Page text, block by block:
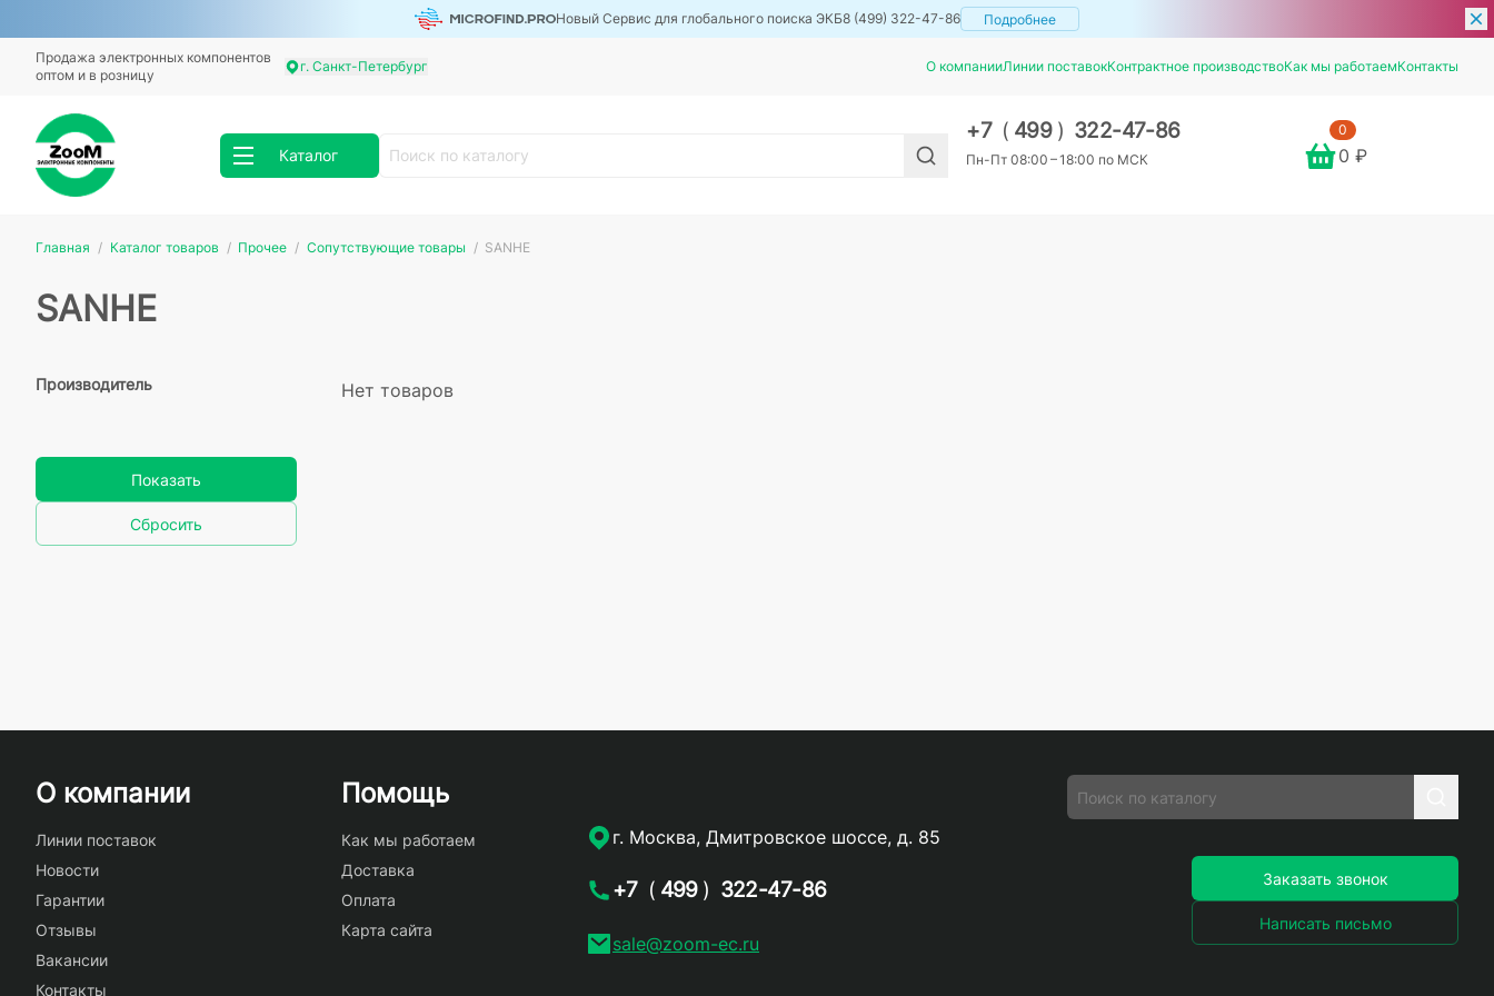
Новый Сервис для глобального поиска ЭКБ8 (499) 322-47-86 Подробнее
Продажа электронных компонентов
оптом и в розницу
г. Санкт-Петербург О компанииЛинии поставокКонтрактное производствоКак мы работаемКонтакты
Каталог
+7 ( 499 ) 322-47-86
Пн-Пт 08:00 – 18:00 по МСК
0
0 ₽
Главная Каталог товаров Прочее Сопутствующие товары SANHE
SANHE
Производитель
Показать
Сбросить
Нет товаров
О компании
Линии поставок
Новости
Гарантии
Отзывы
Вакансии
Контакты
Помощь
Как мы работаем
Доставка
Оплата
Карта сайта
г. Москва, Дмитровское шоссе, д. 85
+7 ( 499 ) 322-47-86
sale@zoom-ec.ru
Заказать звонок
Написать письмо